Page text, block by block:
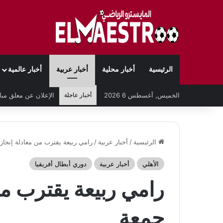
الرئيسية أخبار محلية أخبار عربية أخبار عالمية
الخميس, أغسطس 6 2026 أخبار عاجلة
الرئيسية / أخبار عربية / رامي ربيعة يقترب من معادلة
الأهلي أخبار عربية دوري أبطال أفريقيا
رامي ربيعة يقترب
جمعة